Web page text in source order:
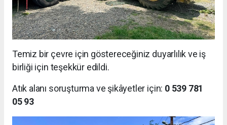
Temiz bir çevre için göstereceğiniz duyarlılık ve iş
birliği için teşekkür edildi.
Atık alanı soruşturma ve şikâyetler için: 0 539 781
05 93